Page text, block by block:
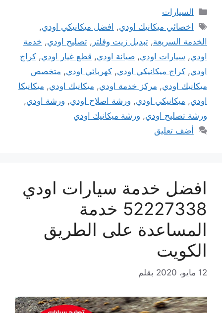
التصنيفات
السيارات
الوسوم
اخصائي ميكانيك اودي, افضل ميكانيكي اودي,
الخدمة السريعة, تبديل زيت وفلتر , تصليح اودي, خدمة
اودي, سيارات اودي, صيانة اودي, قطع غيار اودي, كراج
اودي, كراج ميكانيكي اودي, كهربائي اودي, متخصص
ميكانيك اودي, مركز خدمة اودي, ميكانيك اودي, ميكانيكا
اودي, ميكانيكي اودي, ورشة اصلاح اودي, ورشة اودي,
ورشة تصليح اودي, ورشة ميكانيك اودي
أضف تعليق
افضل خدمة سيارات اودي
52227338 خدمة
المساعدة على الطريق
الكويت
12 مايو، 2020 بقلم